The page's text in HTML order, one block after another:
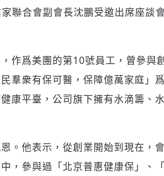
聯合會副會長沈鵬受邀出席座談
作爲美團的第10號員工，曾參與
羣衆有保可醫，保障億萬家庭」
康平臺，公司旗下擁有水滴籌、
。他表示，從創業開始到現在，
，參與過「北京普惠健康保」、